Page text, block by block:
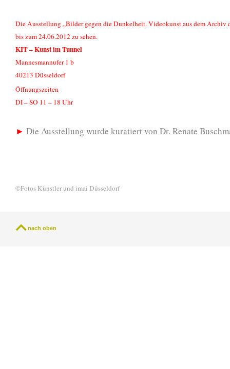
Die Ausstellung „Bilder gegen die Dunkelheit. Videokunst aus dem Archiv
bis zum 24.06.2012 zu sehen.
KIT – Kunst im Tunnel
Mannesmannufer 1 b
40213 Düsseldorf
Öffnungszeiten
DI – SO 11 – 18 Uhr
► Die Ausstellung wurde kuratiert von Dr. Renate
©Fotos Künstler und imai Düsseldorf
nach oben